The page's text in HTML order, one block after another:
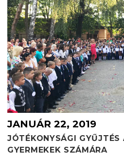
JANUÁR 22, 2019
JÓTÉKONYSÁGI GYŰJTÉS
GYERMEKEK SZÁMÁRA